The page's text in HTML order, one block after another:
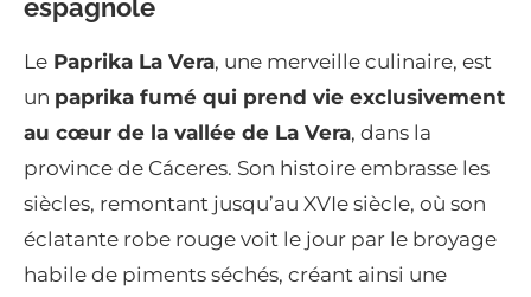
espagnole
Le Paprika La Vera, une merveille culinaire, est
un paprika fumé qui prend vie exclusivement
au cœur de la vallée de La Vera, dans la
province de Cáceres. Son histoire embrasse les
siècles, remontant jusqu’au XVIe siècle, où son
éclatante robe rouge voit le jour par le broyage
habile de piments séchés, créant ainsi une